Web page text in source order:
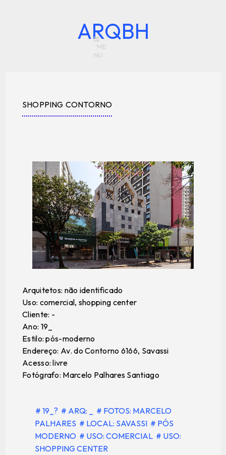
ARQBH
SHOPPING CONTORNO
Arquitetos: não identificado
Uso: comercial, shopping center
Cliente: -
Ano: 19_
Estilo: pós-moderno
Endereço: Av. do Contorno 6166, Savassi
Acesso: livre
Fotógrafo: Marcelo Palhares Santiago
# 19_? # ARQ: _
# FOTOS: MARCELO
PALHARES # LOCAL: SAVASSI # PÓS
MODERNO # USO: COMERCIAL # USO:
SHOPPING CENTER